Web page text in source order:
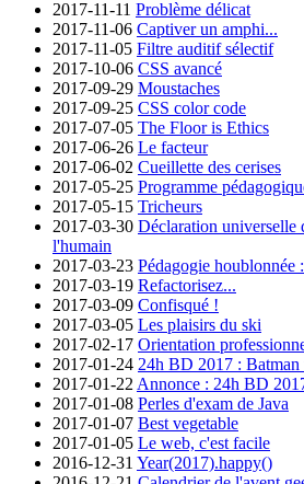
2017-11-11 Problème délicat
2017-11-06 Captiver un amphi...
2017-11-05 Filtre auditif sélectif
2017-10-06 CSS avancé
2017-09-29 Moustaches
2017-09-25 CSS color code
2017-07-05 The Floor is Ethics
2017-06-26 Le facteur
2017-06-02 Cueillette des cerises
2017-05-25 Programme
2017-05-15 Tricheurs
2017-03-30 Déclaration universelle
l'humain
2017-03-23 Pédagogie houblonnée
2017-03-19 Refactorisez...
2017-03-09 Confisqué !
2017-03-05 Les plaisirs du ski
2017-02-17 Orientation
2017-01-24 24h BD 2017 : Batman
2017-01-22 Annonce : 24h BD
2017-01-08 Perles d'exam de Java
2017-01-07 Best vegetable
2017-01-05 Le web, c'est facile
2016-12-31 Year(2017).happy()